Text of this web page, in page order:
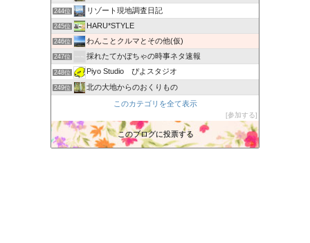
244位 リゾート現地調査日記
245位 HARU*STYLE
246位 わんことクルマとその他(仮)
247位 採れたてかぼちゃの時事ネタ速報
248位 Piyo Studio ぴよスタジオ
249位 北の大地からのおくりもの
あかりブログ
252位 よいよい行進曲
253位 会津に暮らしてブルーになった時
このカテゴリを全て表示
参加する
このブログに投票する